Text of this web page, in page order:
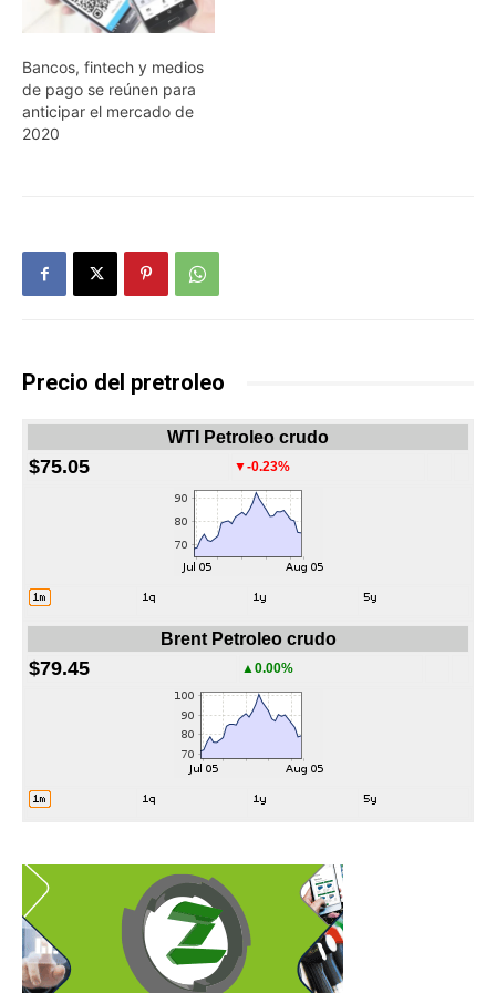
Bancos, fintech y medios
de pago se reúnen para
anticipar el mercado de
2020
Precio del pretroleo
WTI Petroleo crudo
$75.05 ▼-0.23%
Brent Petroleo crudo
$79.45 ▲0.00%